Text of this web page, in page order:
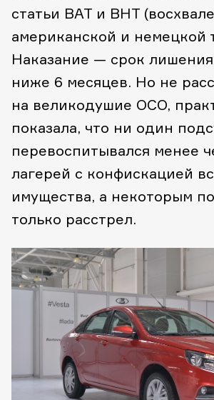
статьи ВАТ и ВНТ
американской и немецкой
Наказание — срок
ниже 6 месяцев. Но не
на великодушие ОСО,
показала, что ни один
перевоспитывался менее
лагерей с конфискацией
имущества, а некоторым
только расстрел.